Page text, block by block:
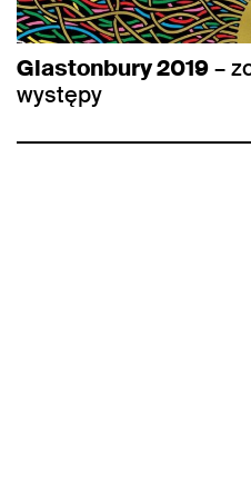
Glastonbury 2019–
występy